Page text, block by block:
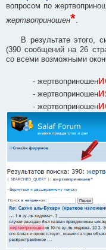
вопросом по
жертвоприношен*
В результате этого,
(390 сообщений на 26
со всеми возможными
- жертвоприношен
- жертвоприношен
- жертвоприношен